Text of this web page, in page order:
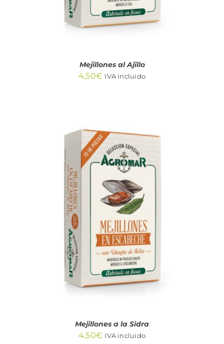
Mejillones al Ajillo
4,50€ IVA incluido
AÑADIR AL CARRITO
DETALLES
Mejillones a la Sidra
4,50€ IVA incluido